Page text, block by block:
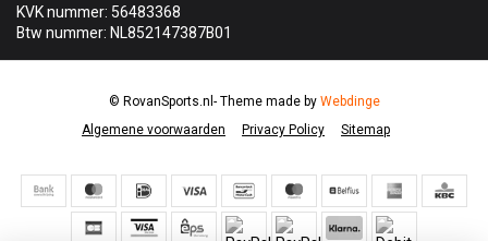
KVK nummer: 56483368
Btw nummer: NL852147387B01
Algemene voorwaarden Privacy Policy Sitemap
© RovanSports.nl- Theme made byWebdinge